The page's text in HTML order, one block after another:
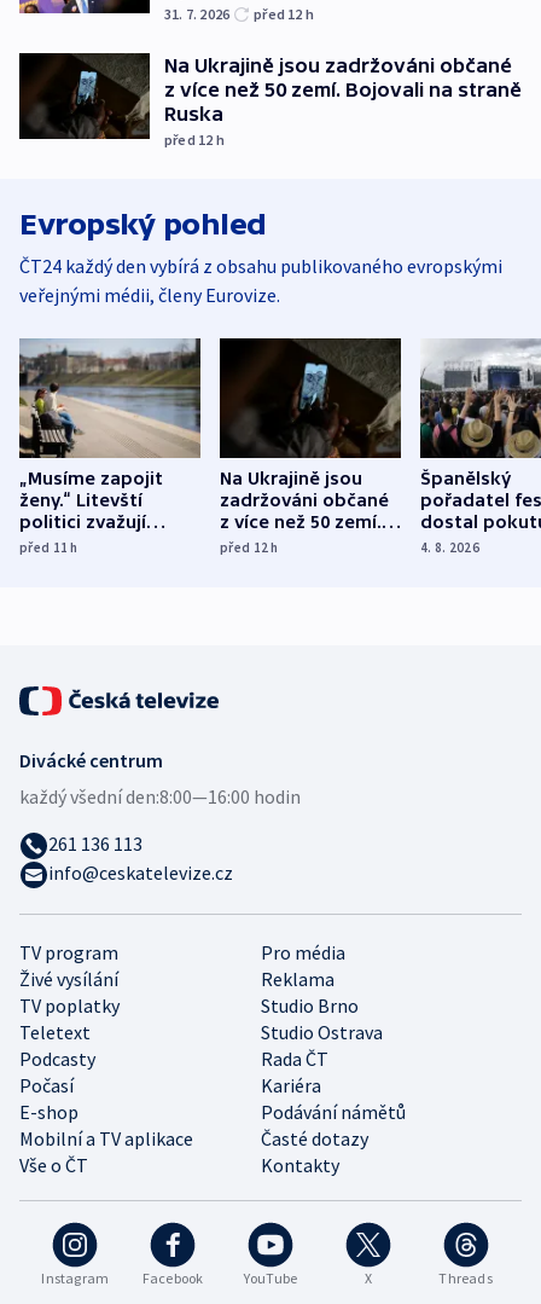
31. 7. 2026 před 12 h
Na Ukrajině jsou zadržováni občané
z více než 50 zemí. Bojovali na straně
Ruska
před 12 h
Evropský pohled
ČT24 každý den vybírá z obsahu publikovaného evropskými
veřejnými médii, členy Eurovize.
„Musíme zapojit
ženy.“ Litevští
politici zvažují
dohodu o
před 11h
Na Ukrajině jsou
zadržováni občané
z více než 50 zemí.
Bojovali na straně
před 12h
Španělský
pořadatel
dostal
nekalé
4. 8. 2026
Instagram Facebook YouTube X Threads
TV program
Pro média
Živé vysílání
Reklama
TV poplatky
Studio Brno
Teletext
Studio Ostrava
Podcasty
Rada ČT
Počasí
Kariéra
E-shop
Podávání námětů
Mobilní a TV aplikace
Časté dotazy
Vše o ČT
Kontakty
Divácké centrum
každý všední den:8:00—16:00 hodin
261 136 113
info@ceskatelevize.cz